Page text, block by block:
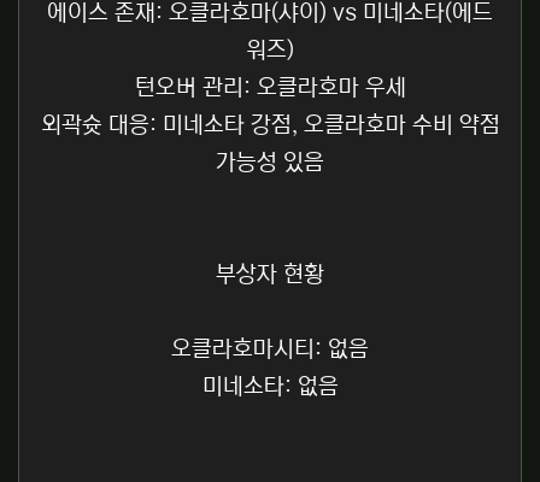
에이스 존재: 오클라호마(샤이) vs 미네소타(에드
워즈)
턴오버 관리: 오클라호마 우세
외곽슛 대응: 미네소타 강점, 오클라호마 수비 약점
가능성 있음
부상자 현황
오클라호마시티: 없음
미네소타: 없음